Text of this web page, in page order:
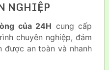
NGHIỆP
của 24H cung cấp
chuyên nghiệp, đảm
được an toàn và nhanh